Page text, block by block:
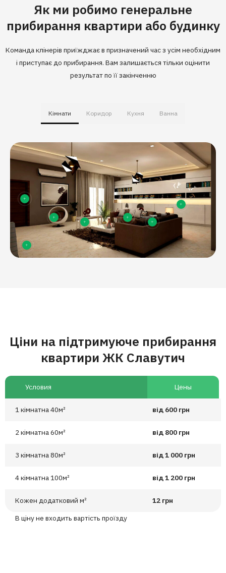
Як ми робимо генеральне
прибирання квартири або будинку
Команда клінерів приїжджає в призначений час з усім необхідним
і приступає до прибирання. Вам залишається тільки оцінити
результат по її закінченню
Кімнати Коридор Кухня Ванна
Ціни на підтримуюче прибирання
квартири ЖК Славутич
Условия Цены
1 кімнатна 40м² від 600 грн
2 кімнатна 60м² від 800 грн
3 кімнатна 80м² від 1 000 грн
4 кімнатна 100м² від 1 200 грн
Кожен додатковий м²
12 грн
В ціну не входить вартість проїзду